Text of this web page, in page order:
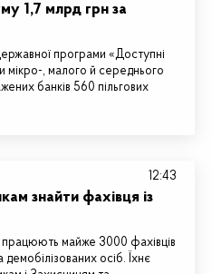
1,7 млрд грн за
програми «Доступні
мікро-, малого й середнього
банків 560 пільгових
знайти фахівця із
працюють майже 3000 фахівців
демобілізованих осіб. Їхнє
12:43